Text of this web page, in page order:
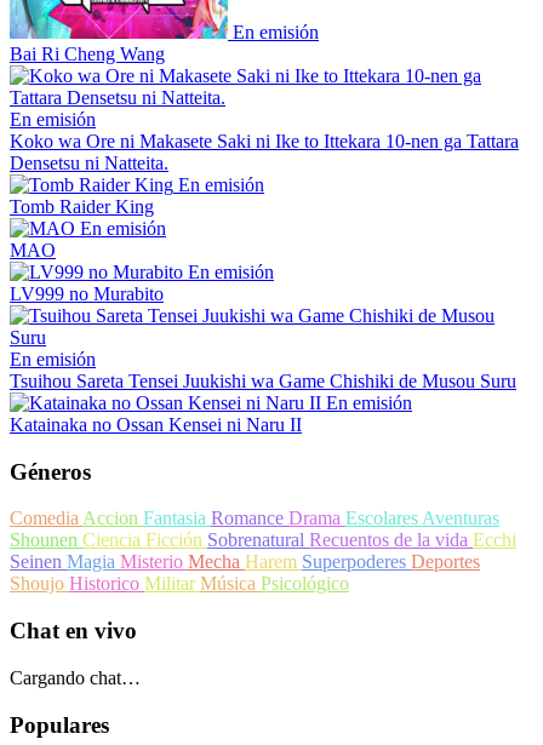
En emisión
Bai Ri Cheng Wang
En emisión
Koko wa Ore ni Makasete Saki ni Ike to Ittekara 10-nen ga Tattara
Densetsu ni Natteita.
En emisión
Tomb Raider King
En emisión
MAO
En emisión
LV999 no Murabito
En emisión
Tsuihou Sareta Tensei Juukishi wa Game Chishiki de Musou Suru
En emisión
Katainaka no Ossan Kensei ni Naru II
Géneros
ComediaAccion Fantasia Romance Drama EscolaresAventuras
Shounen Ciencia Ficción Sobrenatural Recuentos de la vida Ecchi
Seinen Magia Misterio Mecha Harem Superpoderes Deportes
Shoujo Historico MilitarMúsica Psicológico
Chat en vivo
Cargando chat…
Populares